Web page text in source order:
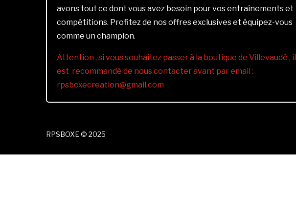
avons tout ce dont vous avez besoin pour vos entraînements et
compétitions. Profitez de nos offres exclusives et équipez-vous
comme un champion.
Attention , si vous souhaitez passer à la boutique de Villevaudé , il
est recommandé de nous contacter avant par email :
rpsboxecreation@gmail.com
RPSBOXE © 2025